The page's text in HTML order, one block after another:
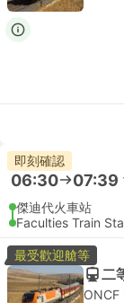
即刻確認
06:30 07:39
傑迪代火車站
Faculties Train
最受歡迎艙等
二
ONCF